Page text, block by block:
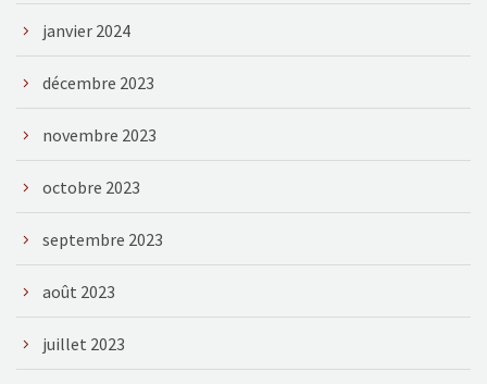
janvier 2024
décembre 2023
novembre 2023
octobre 2023
septembre 2023
août 2023
juillet 2023